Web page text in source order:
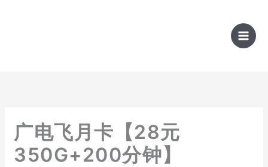
广电飞月卡【28元
350G+200分钟】